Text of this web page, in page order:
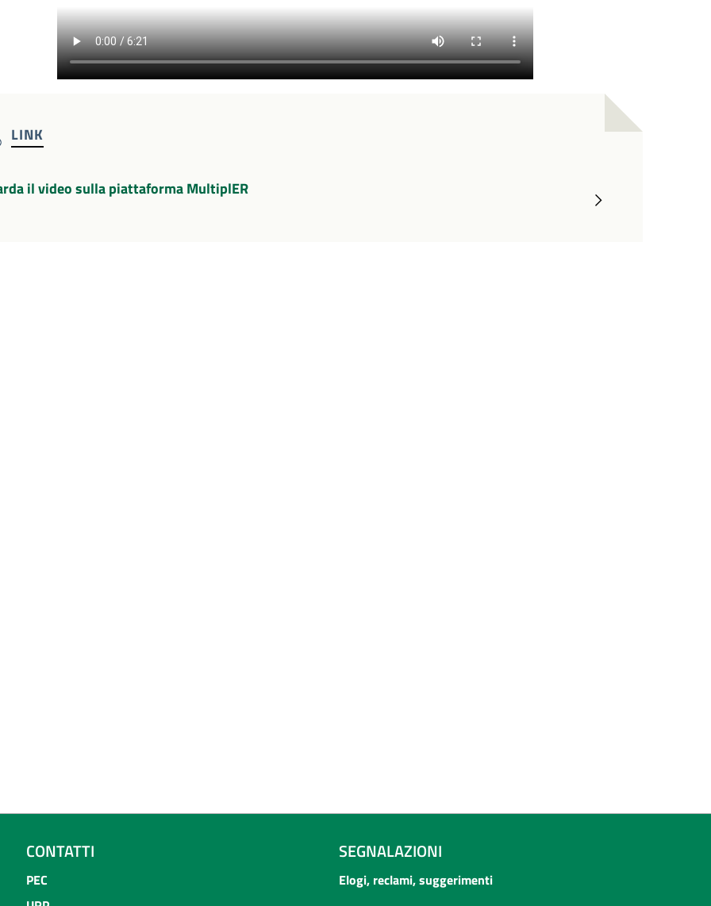
LINK
il video sulla piattaforma MultiplER
CONTATTI
PEC
SEGNALAZIONI
Elogi, reclami, suggerimenti